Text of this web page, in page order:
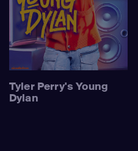
Tyler Perry's Young
Dylan